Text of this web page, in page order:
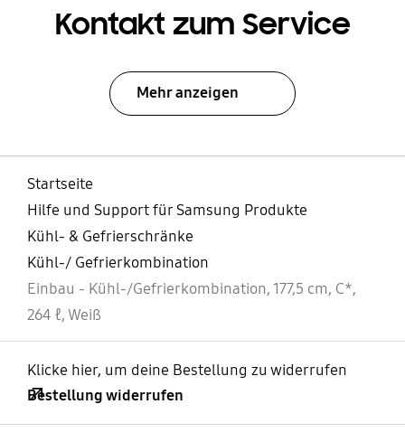
Kontakt zum Service
Mehr anzeigen
Startseite
Hilfe und Support für Samsung Produkte
Kühl- & Gefrierschränke
Kühl-/ Gefrierkombination
Einbau - Kühl-/Gefrierkombination, 177,5 cm, C*,
264 ℓ, Weiß
Klicke hier, um deine Bestellung zu widerrufen
Bestellung widerrufen